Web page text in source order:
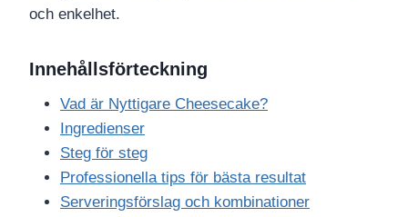
och enkelhet.
Innehållsförteckning
Vad är Nyttigare Cheesecake?
Ingredienser
Steg för steg
Professionella tips för bästa resultat
Serveringsförslag och kombinationer